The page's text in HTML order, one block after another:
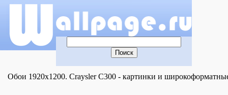
Обои 1920x1200. Craysler C300 - картинки и